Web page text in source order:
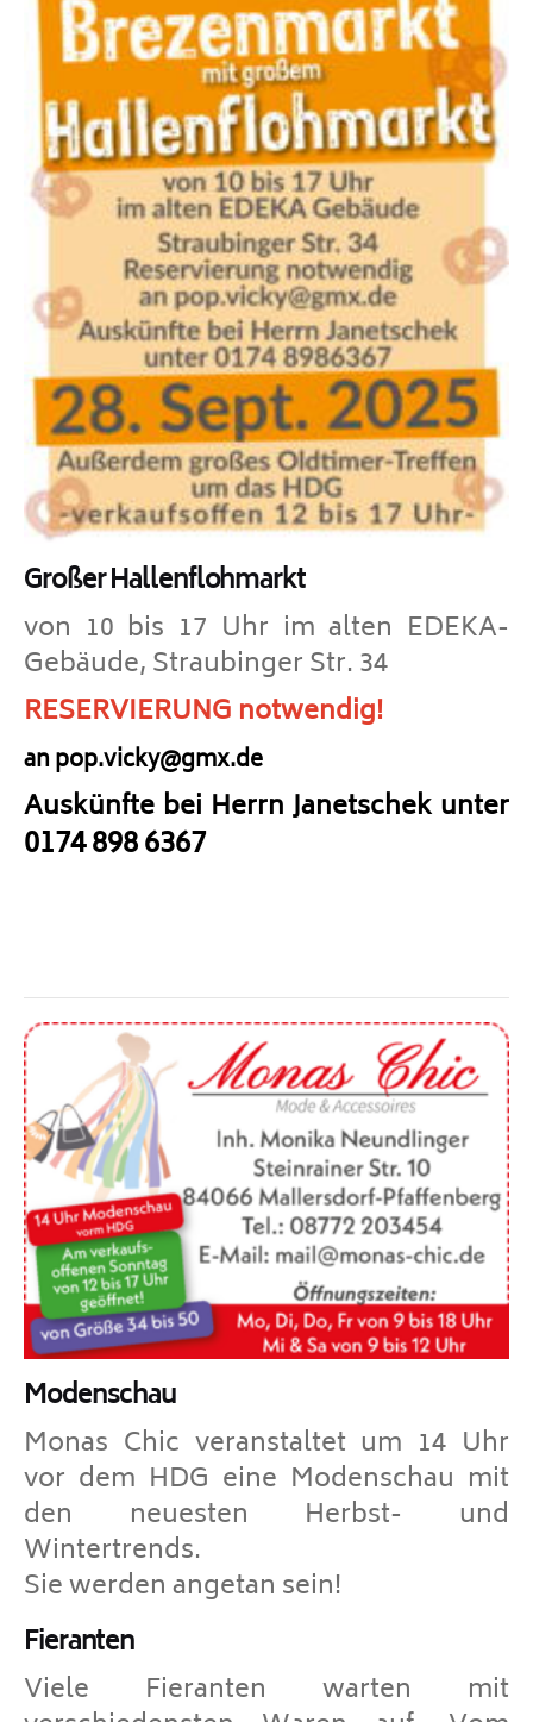
Großer Hallenflohmarkt
von 10 bis 17 Uhr im alten EDEKA-
Gebäude, Straubinger Str. 34
RESERVIERUNG notwendig!
an pop.vicky@gmx.de
Auskünfte bei Herrn Janetschek unter
0174 898 6367
Modenschau
Monas Chic veranstaltet um 14 Uhr
vor dem HDG eine Modenschau mit
den neuesten Herbst- und
Wintertrends.
Sie werden angetan sein!
Fieranten
Viele Fieranten warten mit